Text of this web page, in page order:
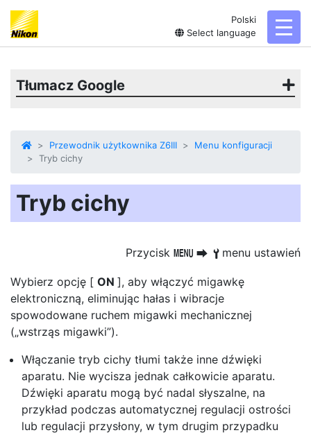
Polski
Select language
Tłumacz Google
Przewodnik użytkownika Z6III
Menu konfiguracji
Tryb cichy
Tryb cichy
Przycisk G U B menu ustawień
Wybierz opcję [ ON ], aby włączyć migawkę
elektroniczną, eliminując hałas i wibracje
spowodowane ruchem migawki mechanicznej
(„wstrząs migawki”).
Włączanie tryb cichy tłumi także inne dźwięki
aparatu. Nie wycisza jednak całkowicie aparatu.
Dźwięki aparatu mogą być nadal słyszalne, na
przykład podczas automatycznej regulacji ostrości
lub regulacji przysłony, w tym drugim przypadku